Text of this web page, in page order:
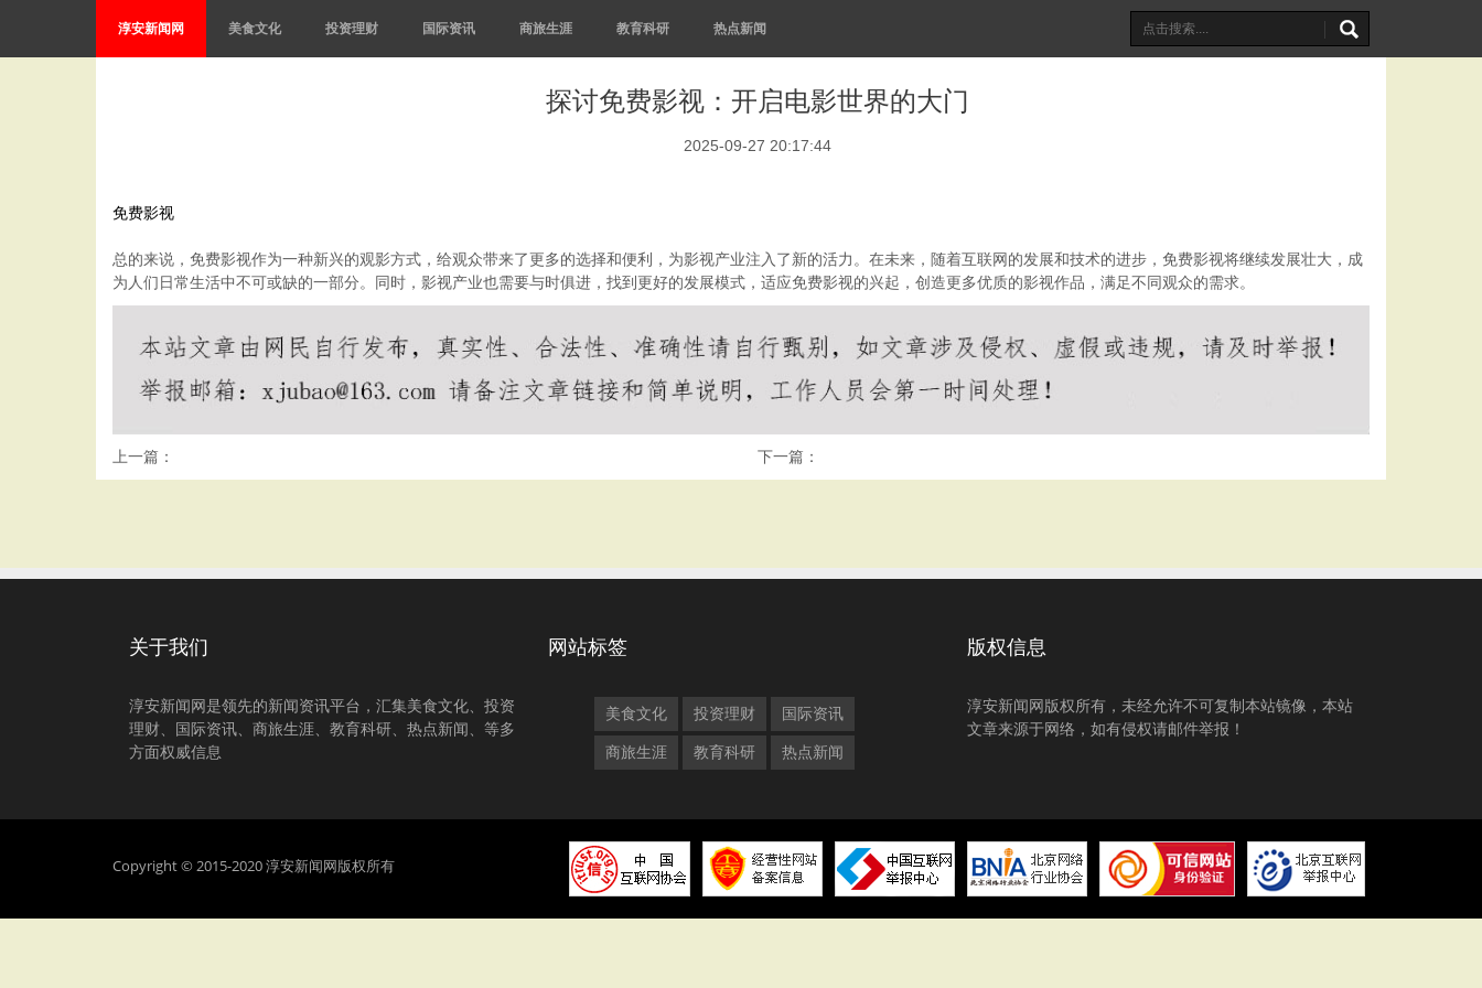
淳安新闻网 美食文化 投资理财 国际资讯 商旅生涯 教育科研 热点新闻
探讨免费影视：开启电影世界的大门
2025-09-27 20:17:44
免费影视
总的来说，免费影视作为一种新兴的观影方式，给观众带来了更多的选择和便利，为影视产业注入了新的活力。在未来，随着互联网的发展和技术的进步，免费影视将继续发展壮大，成
为人们日常生活中不可或缺的一部分。同时，影视产业也需要与时俱进，找到更好的发展模式，适应免费影视的兴起，创造更多优质的影视作品，满足不同观众的需求。
上一篇： 下一篇：
关于我们
淳安新闻网是领先的新闻资讯平台，汇集美食文化、投资
理财、国际资讯、商旅生涯、教育科研、热点新闻、等多
方面权威信息
网站标签
美食文化 投资理财 国际资讯
商旅生涯 教育科研 热点新闻
版权信息
淳安新闻网版权所有，未经允许不可复制本站镜像，本站
文章来源于网络，如有侵权请邮件举报！
Copyright © 2015-2020 淳安新闻网版权所有